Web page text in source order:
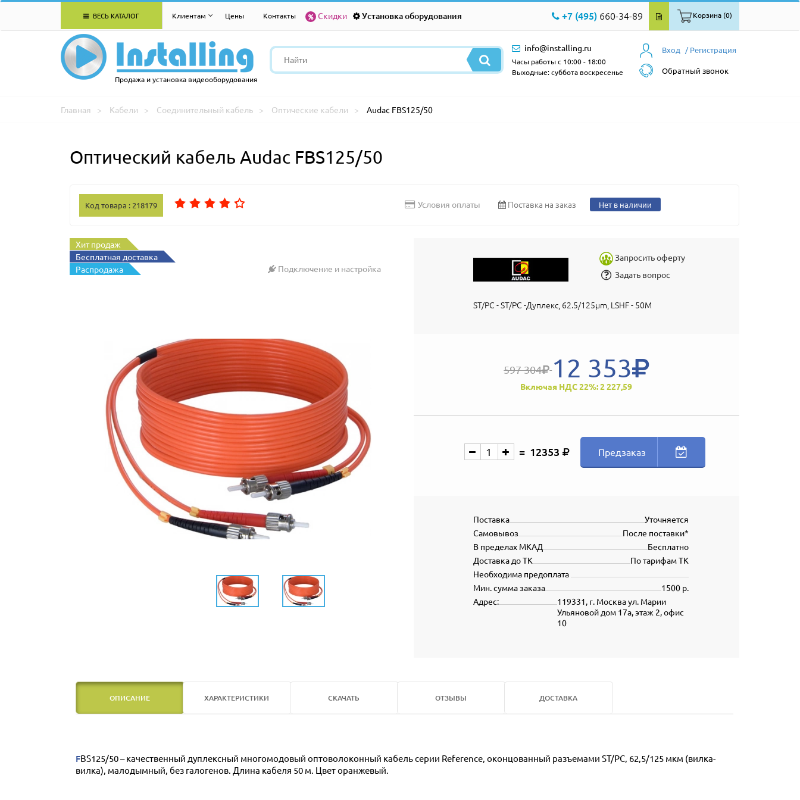
ВЕСЬ КАТАЛОГ Клиентам Цены Контакты Скидки Установка оборудования +7 (495) 660-34-89 Корзина (0)
Продажа и установка видеооборудования
Вход / Регистрация
Обратный звонок
info@installing.ru
Часы работы с 10:00 - 18:00
Выходные: суббота воскресенье
Главная Кабели Соединительный кабель Оптические кабели Audac FBS125/50
Оптический кабель Audac FBS125/50
Код товара : 218179 Условия оплаты Поставка на заказ Нет в наличии
Хит продаж
Бесплатная доставка
Распродажа
Подключение и настройка
Запросить оферту
Задать вопрос
ST/PC - ST/PC -Дуплекс, 62.5/125µm, LSHF - 50M
597 304 12 353
Включая НДС 22%: 2 227,59
12353 Предзаказ
Уточняется
Поставка
После поставки*
Самовывоз
Бесплатно
В пределах МКАД
По тарифам ТК
Доставка до ТК
Необходима предоплата
1500 р.
Мин. сумма заказа
119331, г. Москва ул. Марии
Ульяновой дом 17а, этаж 2, офис
10
Адрес:
ОПИСАНИЕ ХАРАКТЕРИСТИКИ СКАЧАТЬ ОТЗЫВЫ ДОСТАВКА
FBS125/50 – качественный дуплексный многомодовый оптоволоконный кабель серии Reference, оконцованный разъемами ST/PC, 62,5/125 мкм (вилка-
вилка), малодымный, без галогенов. Длина кабеля 50 м. Цвет оранжевый.